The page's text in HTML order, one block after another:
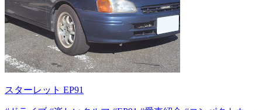
スターレット EP91